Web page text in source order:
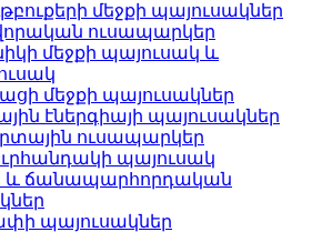
մեջքի պայուսակներ
ուսապարկեր
մեջքի պայուսակ և
մեջքի պայուսակներ
էներգիայի պայուսակներ
ուսապարկեր
պայուսակ
և ճանապարհորդական
պայուսակներ